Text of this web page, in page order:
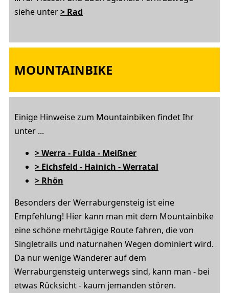
siehe unter> Rad
MOUNTAINBIKE
Einige Hinweise zum Mountainbiken findet Ihr
unter ...
> Werra - Fulda - Meißner
> Eichsfeld - Hainich - Werratal
> Rhön
Besonders der Werraburgensteig ist eine
Empfehlung! Hier kann man mit dem Mountainbike
eine schöne mehrtägige Route fahren, die von
Singletrails und naturnahen Wegen dominiert wird.
Da nur wenige Wanderer auf dem
Werraburgensteig unterwegs sind, kann man - bei
etwas Rücksicht - kaum jemanden stören.